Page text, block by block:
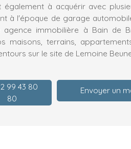
à acquérir avec
à l'époque de garage
agence immobilière à Bain de
maisons, terrains,
sur le site de Lemoine
99 43 80
80
Envoyer un